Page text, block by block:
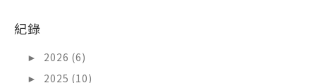
紀錄
►
2026 (6)
►
2025 (10)